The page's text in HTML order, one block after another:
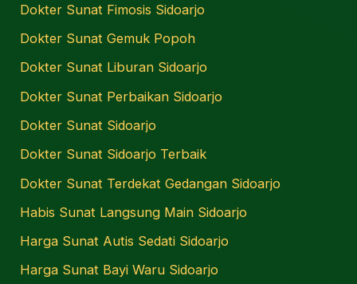
Dokter Sunat Fimosis Sidoarjo
Dokter Sunat Gemuk Popoh
Dokter Sunat Liburan Sidoarjo
Dokter Sunat Perbaikan Sidoarjo
Dokter Sunat Sidoarjo
Dokter Sunat Sidoarjo Terbaik
Dokter Sunat Terdekat Gedangan Sidoarjo
Habis Sunat Langsung Main Sidoarjo
Harga Sunat Autis Sedati Sidoarjo
Harga Sunat Bayi Waru Sidoarjo